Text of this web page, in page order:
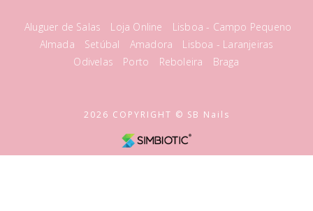
Aluguer de Salas Loja Online
Lisboa - Campo Pequeno
Almada
Setúbal Amadora
Lisboa - Laranjeiras
Odivelas
Porto Reboleira Braga
2026 COPYRIGHT © SB Nails